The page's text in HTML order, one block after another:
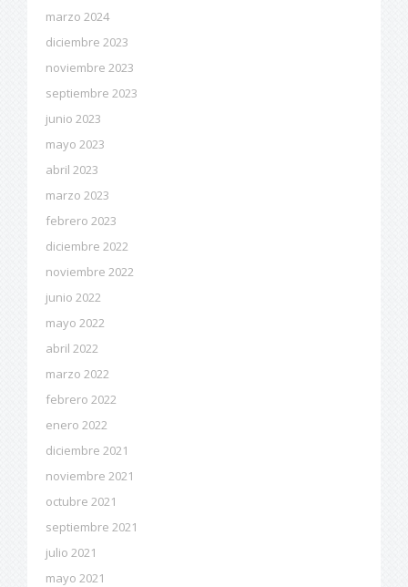
marzo 2024
diciembre 2023
noviembre 2023
septiembre 2023
junio 2023
mayo 2023
abril 2023
marzo 2023
febrero 2023
diciembre 2022
noviembre 2022
junio 2022
mayo 2022
abril 2022
marzo 2022
febrero 2022
enero 2022
diciembre 2021
noviembre 2021
octubre 2021
septiembre 2021
julio 2021
mayo 2021